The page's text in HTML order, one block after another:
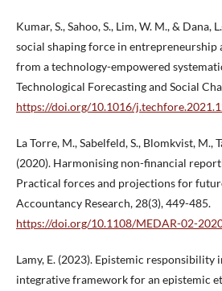
Kumar, S., Sahoo, S., Lim, W. M., & Dana,
social shaping force in entrepreneurship
from a technology-empowered
Technological Forecasting and Social
https://doi.org/10.1016/
La Torre, M., Sabelfeld, S., Blomkvist, M.,
(2020). Harmonising non-financial
Practical forces and projections for
Accountancy Research, 28(3), 449-485.
https://doi.org/10.1108/MEDAR-02-
Lamy, E. (2023). Epistemic responsibility
integrative framework for an epistemic